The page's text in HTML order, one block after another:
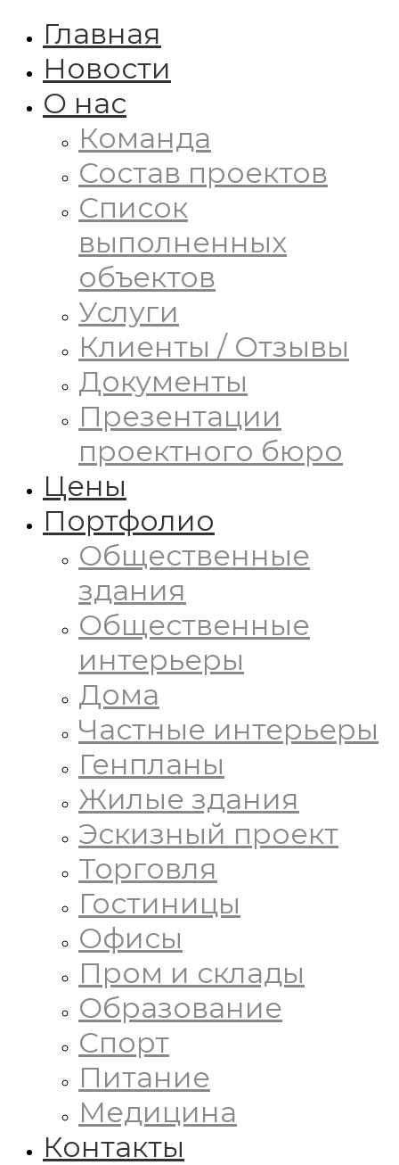
Главная
Новости
О нас
Команда
Состав проектов
Список
выполненных
объектов
Услуги
Клиенты / Отзывы
Документы
Презентации
проектного бюро
Цены
Портфолио
Общественные
здания
Общественные
интерьеры
Дома
Частные интерьеры
Генпланы
Жилые здания
Эскизный проект
Торговля
Гостиницы
Офисы
Пром и склады
Образование
Спорт
Питание
Медицина
Контакты